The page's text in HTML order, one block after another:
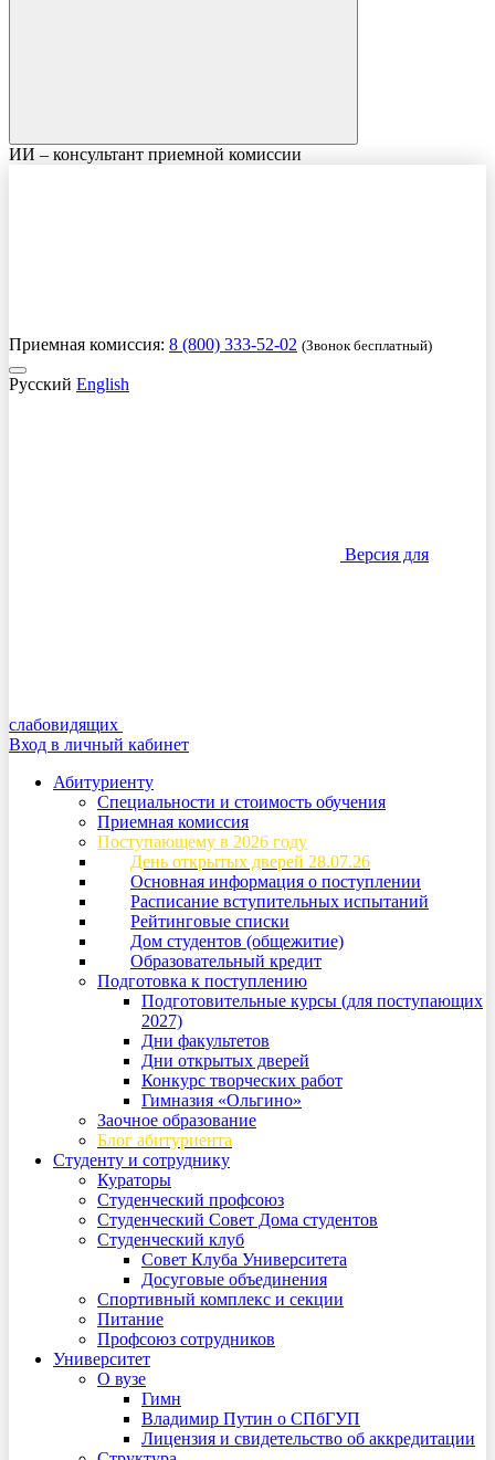
ИИ – консультант приемной комиссии
Приемная комиссия: 8 (800) 333-52-02 (Звонок бесплатный)
Русский English
Версия для
слабовидящих
Вход в личный кабинет
Абитуриенту
Специальности и стоимость обучения
Приемная комиссия
Поступающему в 2026 году
День открытых дверей 28.07.26
Основная информация о поступлении
Расписание вступительных испытаний
Рейтинговые списки
Дом студентов (общежитие)
Образовательный кредит
Подготовка к поступлению
Подготовительные курсы (для поступающих
2027)
Дни факультетов
Дни открытых дверей
Конкурс творческих работ
Гимназия «Ольгино»
Заочное образование
Блог абитуриента
Студенту и сотруднику
Кураторы
Студенческий профсоюз
Студенческий Совет Дома студентов
Студенческий клуб
Совет Клуба Университета
Досуговые объединения
Спортивный комплекс и секции
Питание
Профсоюз сотрудников
Университет
О вузе
Гимн
Владимир Путин о СПбГУП
Лицензия и свидетельство об аккредитации